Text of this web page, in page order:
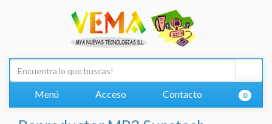
Menú Acceso Contacto 0